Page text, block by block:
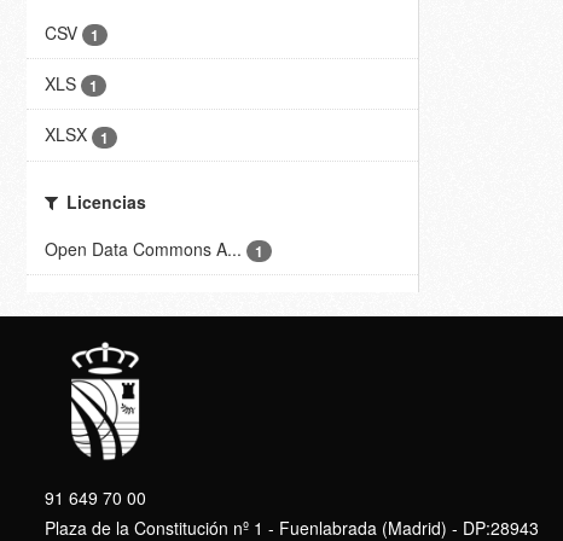
CSV
1
XLS 1
XLSX 1
Licencias
Open Data Commons A...
1
91 649 70 00
Plaza de la Constitución nº 1 - Fuenlabrada (Madrid) - DP:28943